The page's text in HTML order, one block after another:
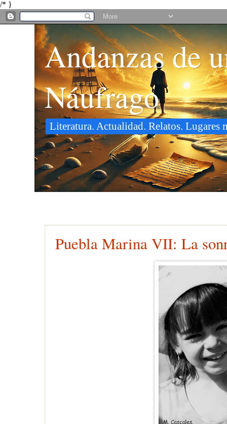
/* }
Andanzas de
Náufrago
Literatura. Actualidad. Relatos. Lugares
Puebla Marina VII: La